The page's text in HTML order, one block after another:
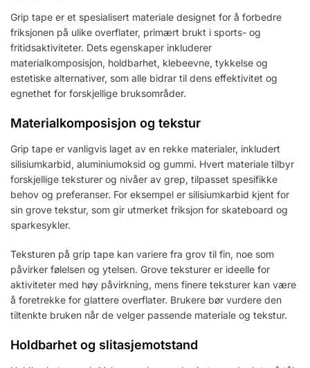
Grip tape er et spesialisert materiale designet for å forbedre
friksjonen på ulike overflater, primært brukt i sports- og
fritidsaktiviteter. Dets egenskaper inkluderer
materialkomposisjon, holdbarhet, klebeevne, tykkelse og
estetiske alternativer, som alle bidrar til dens effektivitet og
egnethet for forskjellige bruksområder.
Materialkomposisjon og tekstur
Grip tape er vanligvis laget av en rekke materialer, inkludert
silisiumkarbid, aluminiumoksid og gummi. Hvert materiale tilbyr
forskjellige teksturer og nivåer av grep, tilpasset spesifikke
behov og preferanser. For eksempel er silisiumkarbid kjent for
sin grove tekstur, som gir utmerket friksjon for skateboard og
sparkesykler.
Teksturen på grip tape kan variere fra grov til fin, noe som
påvirker følelsen og ytelsen. Grove teksturer er ideelle for
aktiviteter med høy påvirkning, mens finere teksturer kan være
å foretrekke for glattere overflater. Brukere bør vurdere den
tiltenkte bruken når de velger passende materiale og tekstur.
Holdbarhet og slitasjemotstand